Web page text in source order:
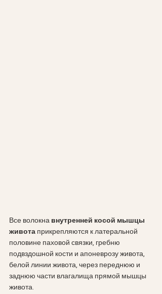
Все волокна внутренней косой мышцы
живота прикрепляются к латеральной
половине паховой связки, гребню
подвздошной кости и апоневрозу живота,
белой линии живота, через переднюю и
заднюю части влагалища прямой мышцы
живота.